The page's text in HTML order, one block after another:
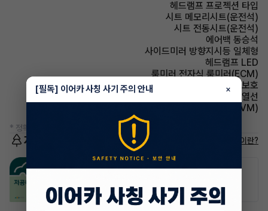
헤드램프 프로젝션 타입
시트 메모리시트(운전석)
시트 전동시트(운전석)
에어백 동승석
사이드미러 방향지시등 일체형
헤드램프 LED
룸미러 전자식 룸미러(ECM)
에어백 무릎보호
사이드미러 열선
주차보조 어라운드뷰(AVM)
* 정확한 정보는 판매자와 반드시 확인하시기 바랍니다.
저공해차량 정보 저공해차량이란?
[필독] 이어카 사칭 사기 주의 안내 ×